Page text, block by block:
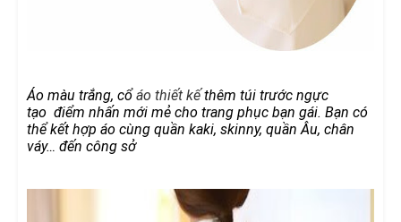
Áo màu trắng, cổáo thiết kếthêm túi trước ngực
tạo điểm nhấn mới mẻ cho trang phục bạn gái. Bạn có
thể kết hợp áo cùng quần kaki, skinny, quần Âu, chân
váy… đến công sở